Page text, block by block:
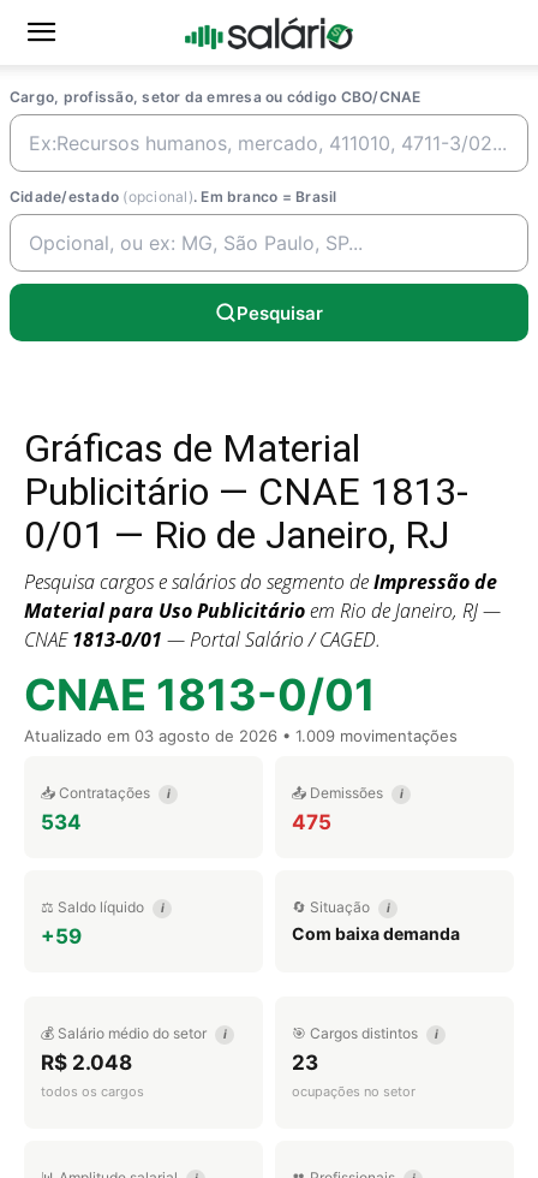
Cargo, profissão, setor da emresa ou código CBO/CNAE
Cidade/estado (opcional). Em branco = Brasil
Pesquisar
Gráficas de Material
Publicitário — CNAE 1813-
0/01 — Rio de Janeiro, RJ
Pesquisa cargos e salários do segmento deImpressão de
Material para Uso Publicitárioem Rio de Janeiro, RJ —
CNAE1813-0/01 — Portal Salário / CAGED.
CNAE 1813-0/01
Atualizado em 03 agosto de 2026 • 1.009 movimentações
📥 Contratações i
534
📤 Demissões i
475
⚖️ Saldo líquido i
+59
🔄 Situação i
Com baixa demanda
💰 Salário médio do setor i
R$ 2.048
todos os cargos
🎯 Cargos distintos i
23
ocupações no setor